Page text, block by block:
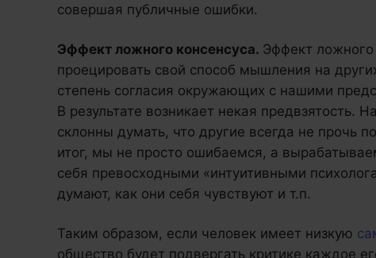
совершая публичные ошибки.
Эффект ложного консенсуса. Эффект ложного
проецировать свой способ мышления на
степень согласия окружающих с нашими
В результате возникает некая
склонны думать, что другие всегда не прочь
итог, мы не просто ошибаемся, а
себя превосходными «интуитивными
думают, как они себя чувствуют и т.п.
Таким образом, если человек имеет низкую
общество будет подвергать критике каждое